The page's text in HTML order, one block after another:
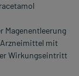
Magenentleerung
mit
Wirkungseintritt